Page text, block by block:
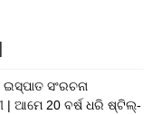
ସଂରଚନା
| ଆମେ 20 ବର୍ଷ ଧରି ଷ୍ଟିଲ୍-